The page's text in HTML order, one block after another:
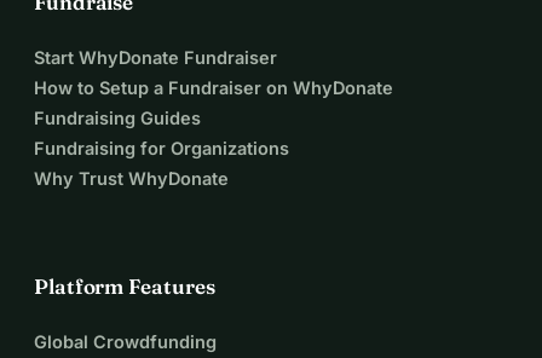
Start WhyDonate Fundraiser
How to Setup a Fundraiser on WhyDonate
Fundraising Guides
Fundraising for Organizations
Why Trust WhyDonate
Platform Features
Global Crowdfunding